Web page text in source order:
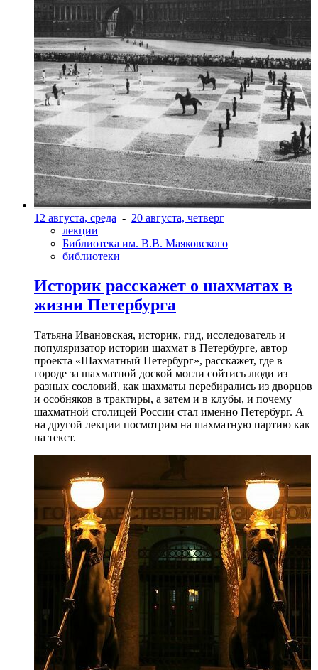
12 августа, среда - 20 августа, четверг
лекции
Библиотека им. В.В. Маяковского
библиотеки
Историк расскажет о шахматах в
жизни Петербурга
Татьяна Ивановская, историк, гид, исследователь и
популяризатор истории шахмат в Петербурге, автор
проекта «Шахматный Петербург», расскажет, где в
городе за шахматной доской могли сойтись люди из
разных сословий, как шахматы перебирались из дворцов
и особняков в трактиры, а затем и в клубы, и почему
шахматной столицей России стал именно Петербург. А
на другой лекции посмотрим на шахматную партию как
на текст.